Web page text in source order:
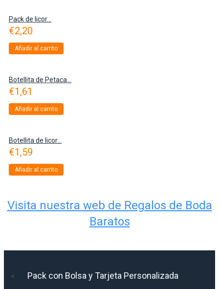
Pack de licor...
€2,20
Añadir al carrito
Botellita de Petaca...
€1,61
Añadir al carrito
Botellita de licor...
€1,59
Añadir al carrito
Visita nuestra web de Regalos de Boda
Baratos
Pack con Bolsa y Tarjeta Personalizada